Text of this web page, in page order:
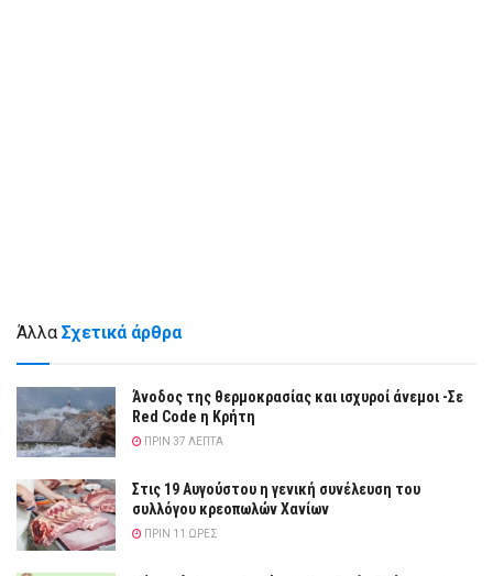
Άλλα Σχετικά άρθρα
Άνοδος της θερμοκρασίας και ισχυροί άνεμοι -Σε
Red Code η Κρήτη
ΠΡΙΝ 37 ΛΕΠΤΆ
Στις 19 Αυγούστου η γενική συνέλευση του
συλλόγου κρεοπωλών Χανίων
ΠΡΙΝ 11 ΏΡΕΣ